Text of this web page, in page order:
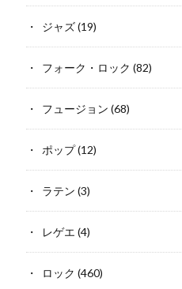
ジャズ(19)
フォーク・ロック (82)
フュージョン (68)
ポップ(12)
ラテン (3)
レゲエ (4)
ロック (460)